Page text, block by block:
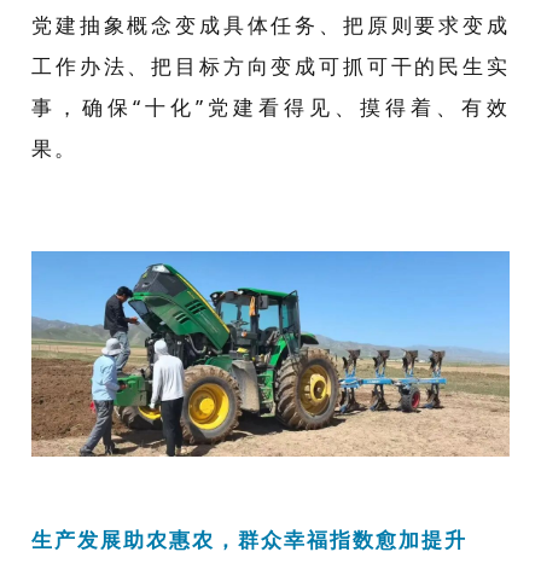
党建抽象概念变成具体任务、把原则要求变成
工作办法、把目标方向变成可抓可干的民生实
事，确保“十化”党建看得见、摸得着、有效
果。
生产发展助农惠农，群众幸福指数愈加提升